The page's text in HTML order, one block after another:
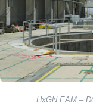
HxGN EAM –